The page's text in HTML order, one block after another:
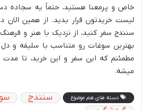
خاص و پرمعنا هستید، حتماً یه سجاده
لیست خریدتون قرار بدید. از همین الان
سنندج سفر کنید، از نزدیک با هنر و
بهترین سوغات رو متناسب با سلیقه و
مطمئنم که این سفر و این خرید، تا مدت
میشه.
دسته های هم موضوع سنندج